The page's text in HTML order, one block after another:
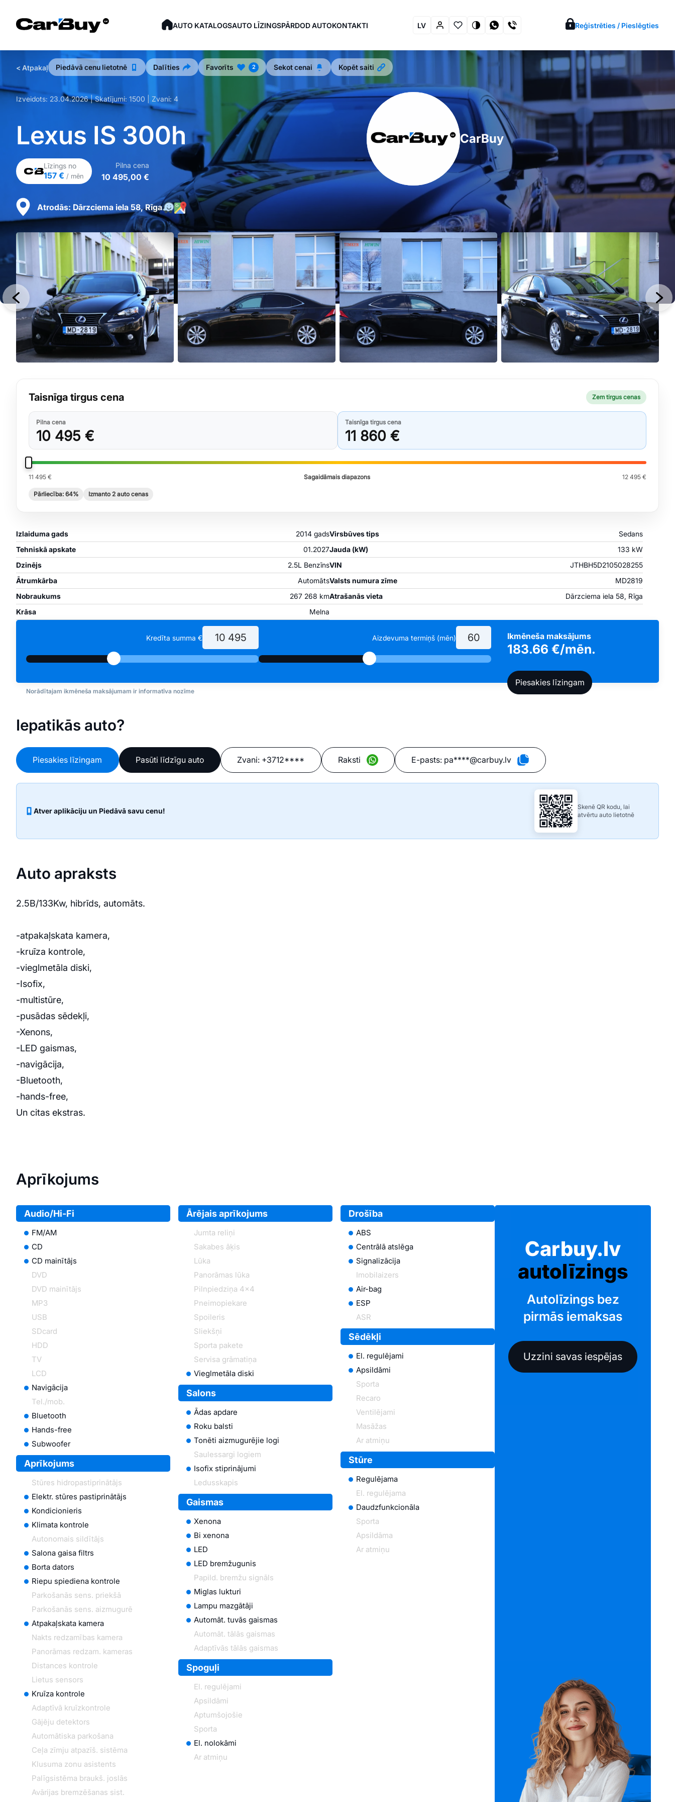
AUTO KATALOGSAUTO LĪZINGSPĀRDOD AUTOKONTAKTI LV Reģistrēties / Pieslēgties
< Atpakaļ Piedāvā cenu lietotnē Dalīties Favorīts 2 Sekot cenai Kopēt saiti
Izveidots: 23.04.2026| Skatījumi: 1500 | Zvani: 4
Lexus IS 300h
Līzings no
157 € / mēn
Pilna cena
10 495,00 €
CarBuy
Atrodās: Dārzciema iela 58, Rīga
Taisnīga tirgus cena Zem tirgus cenas
Pilna cena
10 495 €
Taisnīga tirgus cena
11 860 €
11 495 € Sagaidāmais diapazons 12 495 €
Pārliecība: 64% Izmanto 2 auto cenas
Izlaiduma gads
2014 gads
Tehniskā apskate
01.2027
Dzinējs
2.5L Benzīns
Ātrumkārba
Automāts
Nobraukums
267 268 km
Krāsa
Melna
Virsbūves tips
Sedans
Jauda (kW)
133 kW
VIN
JTHBH5D2105028255
Valsts numura zīme
MD2819
Atrašanās vieta
Dārzciema iela 58, Rīga
Kredīta summa € Aizdevuma termiņš (mēn) Ikmēneša maksājums
183.66 €/mēn.
Norādītajam ikmēneša maksājumam ir informatīva nozīme
Iepatikās auto?
Piesakies līzingam Pasūti līdzīgu auto Zvani: +3712**** Raksti E-pasts: pa****@carbuy.lv
Atver aplikāciju un Piedāvā savu cenu!
Skenē QR kodu, lai
atvērtu auto lietotnē
Auto apraksts
2.5B/133Kw, hibrīds, automāts.
-atpakaļskata kamera,
-kruīza kontrole,
-vieglmetāla diski,
-Isofix,
-multistūre,
-pusādas sēdekļi,
-Xenons,
-LED gaismas,
-navigācija,
-Bluetooth,
-hands-free,
Un citas ekstras.
Aprīkojums
Audio/Hi-Fi
FM/AM
CD
CD mainītājs
DVD
DVD mainītājs
MP3
USB
SDcard
HDD
TV
LCD
Navigācija
Tel./mob.
Bluetooth
Hands-free
Subwoofer
Aprīkojums
Stūres hidropastiprinātājs
Elektr. stūres pastiprinātājs
Kondicionieris
Klimata kontrole
Autonomais sildītājs
Salona gaisa filtrs
Borta dators
Riepu spiediena kontrole
Parkošanās sens. priekšā
Parkošanās sens. aizmugurē
Atpakaļskata kamera
Nakts redzamības kamera
Panorāmas redzam. kameras
Distances kontrole
Lietus sensors
Kruīza kontrole
Adaptīvā kruīzkontrole
Gājēju detektors
Automātiska parkošana
Ceļa zīmju atpazīš. sistēma
Klusuma zonu asistents
Palīgsistēma braukš. joslās
Avārijas bremzēšanas sist.
Ārējais aprīkojums
Jumta reliņi
Sakabes āķis
Lūka
Panorāmas lūka
Pilnpiedziņa 4x4
Pneimopiekare
Spoileris
Sliekšņi
Sporta pakete
Servisa grāmatiņa
Vieglmetāla diski
Salons
Ādas apdare
Roku balsti
Tonēti aizmugurējie logi
Saulessargi logiem
Isofix stiprinājumi
Ledusskapis
Gaismas
Xenona
Bi xenona
LED
LED bremžugunis
Papild. bremžu signāls
Miglas lukturi
Lampu mazgātāji
Automāt. tuvās gaismas
Automāt. tālās gaismas
Adaptīvās tālās gaismas
Spoguļi
El. regulējami
Apsildāmi
Aptumšojošie
Sporta
El. nolokāmi
Ar atmiņu
Drošība
ABS
Centrālā atslēga
Signalizācija
Imobilaizers
Air-bag
ESP
ASR
Sēdēkļi
El. regulējami
Apsildāmi
Sporta
Recaro
Ventilējami
Masāžas
Ar atmiņu
Stūre
Regulējama
El. regulējama
Daudzfunkcionāla
Sporta
Apsildāma
Ar atmiņu
Carbuy.lv
autolīzings
Autolīzings bez
pirmās iemaksas
Uzzini savas iespējas